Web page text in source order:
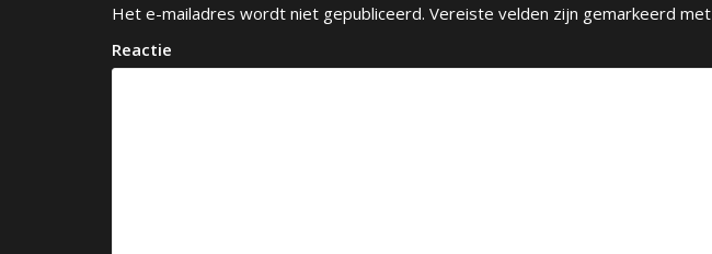
Het e-mailadres wordt niet gepubliceerd. Vereiste velden zijn gemarkeerd met
Reactie